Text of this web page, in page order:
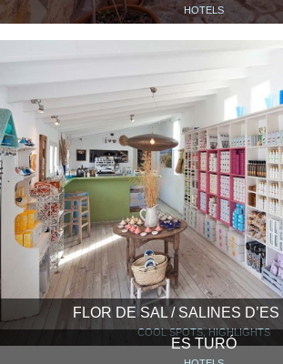
HOTELS
FLOR DE SAL / SALINES
COOL SPOTS, HIGHLIGHTS
ES TURÓ